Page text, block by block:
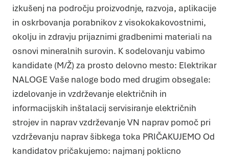
izkušenj na področju proizvodnje, razvoja, aplikacije
in oskrbovanja porabnikov z visokokakovostnimi,
okolju in zdravju prijaznimi gradbenimi materiali na
osnovi mineralnih surovin. K sodelovanju vabimo
kandidate (M/Ž) za prosto delovno mesto: Elektrikar
NALOGE Vaše naloge bodo med drugim obsegale:
izdelovanje in vzdrževanje električnih in
informacijskih inštalacij servisiranje električnih
strojev in naprav vzdrževanje VN naprav pomoč pri
vzdrževanju naprav šibkega toka PRIČAKUJEMO Od
kandidatov pričakujemo: najmanj poklicno